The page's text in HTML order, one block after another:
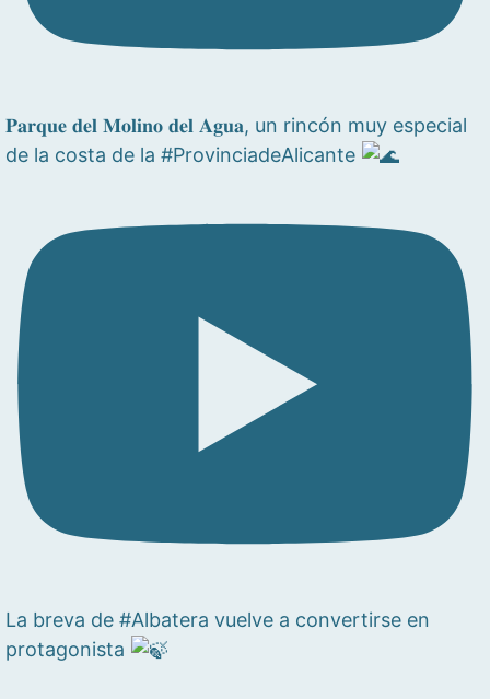
𝐏𝐚𝐫𝐪𝐮𝐞 𝐝𝐞𝐥 𝐌𝐨𝐥𝐢𝐧𝐨 𝐝𝐞𝐥 𝐀𝐠𝐮𝐚, un rincón muy especial
de la costa de la #ProvinciadeAlicante
La breva de #Albatera vuelve a convertirse en
protagonista